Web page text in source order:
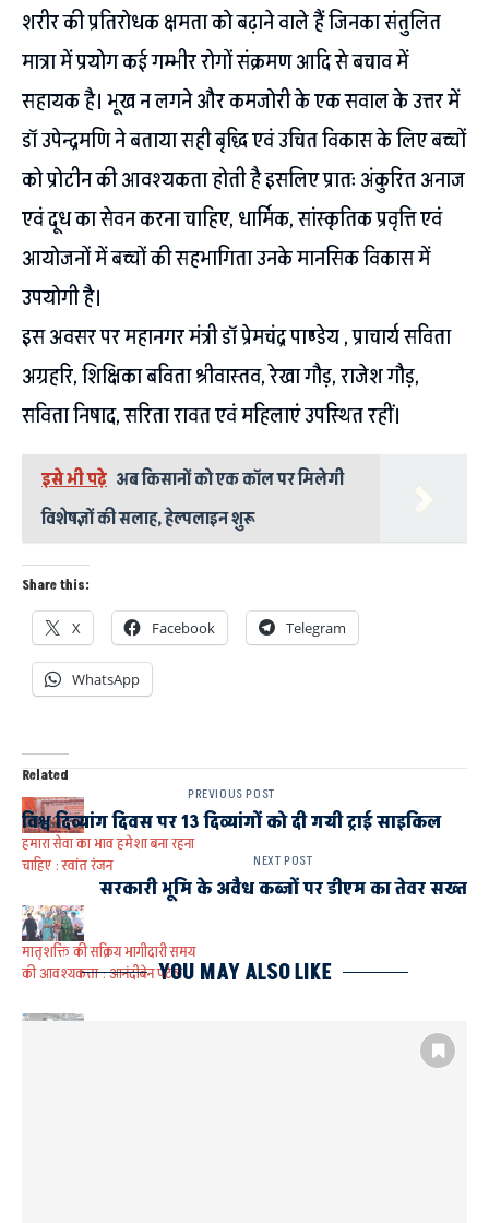
शरीर की प्रतिरोधक क्षमता को बढ़ाने वाले हैं जिनका संतुलित
मात्रा में प्रयोग कई गम्भीर रोगों संक्रमण आदि से बचाव में
सहायक है। भूख न लगने और कमजोरी के एक सवाल के उत्तर में
डॉ उपेन्द्रमणि ने बताया सही बृद्धि एवं उचित विकास के लिए बच्चों
को प्रोटीन की आवश्यकता होती है इसलिए प्रातः अंकुरित अनाज
एवं दूध का सेवन करना चाहिए, धार्मिक, सांस्कृतिक प्रवृत्ति एवं
आयोजनों में बच्चों की सहभागिता उनके मानसिक विकास में
उपयोगी है।
इस अवसर पर महानगर मंत्री डॉ प्रेमचंद्र पाण्डेय , प्राचार्य सविता
अग्रहरि, शिक्षिका बविता श्रीवास्तव, रेखा गौड़, राजेश गौड़,
सविता निषाद, सरिता रावत एवं महिलाएं उपस्थित रहीं।
इसे भी पढ़े अब किसानों को एक कॉल पर मिलेगी
विशेषज्ञों की सलाह, हेल्पलाइन शुरू
Share this:
X Facebook Telegram
WhatsApp
Related
हमारा सेवा का भाव हमेशा बना रहना
चाहिए : स्वांत रंजन
मातृशक्ति की सक्रिय भागीदारी समय
की आवश्यकता : आनंदीबेन पटेल
PREVIOUS POST
विश्व दिव्यांग दिवस पर 13 दिव्यांगों को दी गयी ट्राई साइकिल
NEXT POST
सरकारी भूमि के अवैध कब्जों पर डीएम का तेवर सख्त
YOU MAY ALSO LIKE